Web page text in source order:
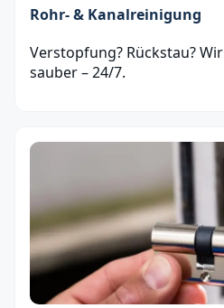
Rohr- & Kanalreinigung
Verstopfung? Rückstau?
sauber – 24/7.